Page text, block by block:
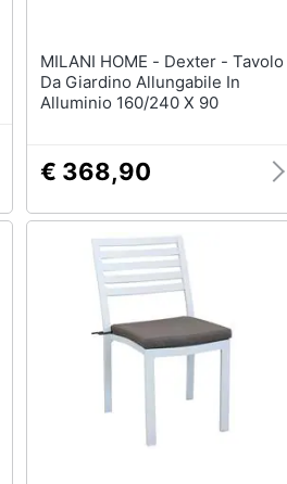
MILANI HOME - Dexter - Tavolo
Da Giardino Allungabile In
Alluminio 160/240 X 90
€ 368,90